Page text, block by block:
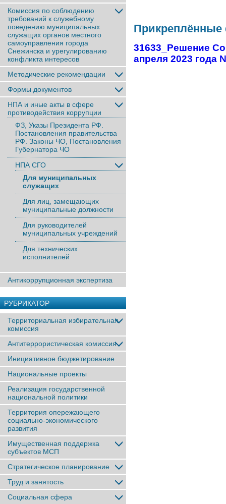
Комиссия по соблюдению
требований к служебному
поведению муниципальных
служащих органов местного
самоуправления города
Снежинска и урегулированию
конфликта интересов
Методические рекомендации
Формы документов
НПА и иные акты в сфере
противодействия коррупции
ФЗ, Указы Президента РФ.
Постановления правительства
РФ. Законы ЧО, Постановления
Губернатора ЧО
НПА СГО
Для муниципальных
служащих
Для лиц, замещающих
муниципальные должности
Для руководителей
муниципальных учреждений
Для технических
исполнителей
Антикоррупционная экспертиза
РУБРИКАТОР
Территориальная избирательная
комиссия
Антитеррористическая комиссия
Инициативное бюджетирование
Национальные проекты
Реализация государственной
национальной политики
Территория опережающего
социально-экономического
развития
Имущественная поддержка
субъектов МСП
Стратегическое планирование
Труд и занятость
Социальная сфера
31633_Решение
апреля 2023 года